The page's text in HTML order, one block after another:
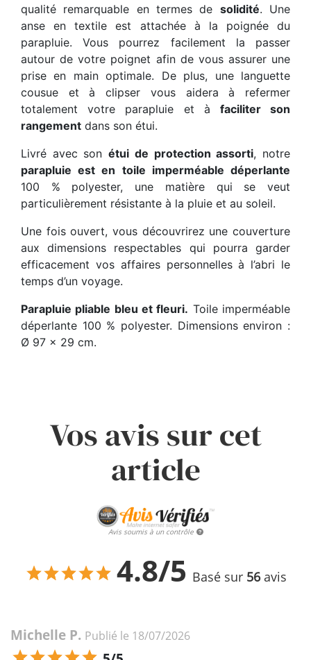
qualité remarquable en termes de solidité. Une
anse en textile est attachée à la poignée du
parapluie. Vous pourrez facilement la passer
autour de votre poignet afin de vous assurer une
prise en main optimale. De plus, une languette
cousue et à clipser vous aidera à refermer
totalement votre parapluie et à faciliter son
rangement dans son étui.
Livré avec sonétui de protection assorti, notre
parapluie est en toile imperméable déperlante
100 % polyester, une matière qui se veut
particulièrement résistante à la pluie et au soleil.
Une fois ouvert, vous découvrirez une couverture
aux dimensions respectables qui pourra garder
efficacement vos affaires personnelles à l’abri le
temps d’un voyage.
Parapluie pliable bleu et fleuri. Toile imperméable
déperlante 100 % polyester. Dimensions environ :
Ø 97 x 29 cm.
Vos avis sur cet
article
Avis soumis à un contrôle
4.8/5 Basé sur 56avis
Michelle P. Publié le 18/07/2026